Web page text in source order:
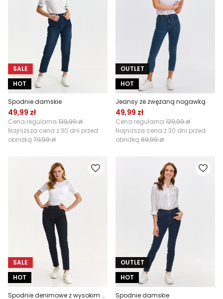
SALE
HOT
Spodnie damskie
49,99 zł
Cena regularna 139,99 zł
Najniższa cena z 30 dni przed
obniżką 79,99 zł
OUTLET
HOT
Jeansy ze zwężaną nogawką
49,99 zł
Cena regularna 129,99 zł
Najniższa cena z 30 dni przed
obniżką 69,99 zł
SALE
HOT
Spodnie denimowe z wysokim stanem
OUTLET
HOT
Spodnie damskie